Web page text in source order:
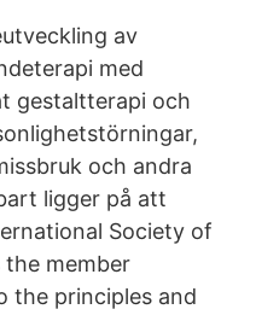
av
med
gestaltterapi och
och andra
ligger på att
Society of
the member
the principles and